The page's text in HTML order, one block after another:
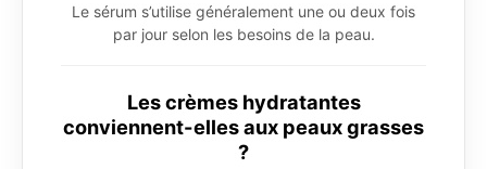
Le sérum s’utilise généralement une ou deux fois
par jour selon les besoins de la peau.
Les crèmes hydratantes
conviennent-elles aux peaux grasses
?